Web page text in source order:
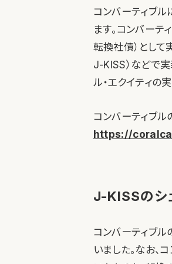
コンバーティブル
ます。コンバーテ
転換社債）として
J-KISS）などで
ル・エクイティの
コンバーティブ
https://
J-KISSのシ
コンバーティブル
いました。なお、